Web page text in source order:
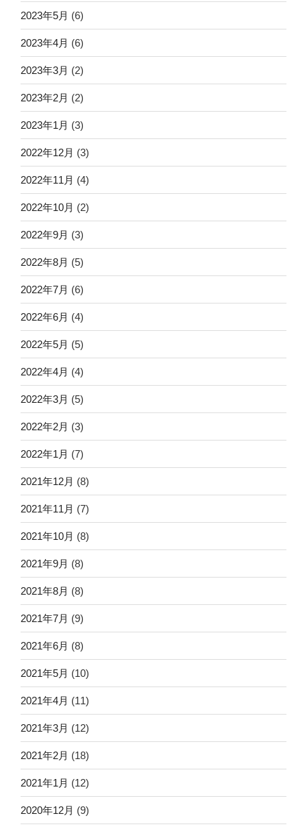
2023年5月 (6)
2023年4月 (6)
2023年3月 (2)
2023年2月 (2)
2023年1月 (3)
2022年12月 (3)
2022年11月 (4)
2022年10月 (2)
2022年9月 (3)
2022年8月 (5)
2022年7月 (6)
2022年6月 (4)
2022年5月 (5)
2022年4月 (4)
2022年3月 (5)
2022年2月 (3)
2022年1月 (7)
2021年12月 (8)
2021年11月 (7)
2021年10月 (8)
2021年9月 (8)
2021年8月 (8)
2021年7月 (9)
2021年6月 (8)
2021年5月 (10)
2021年4月 (11)
2021年3月 (12)
2021年2月 (18)
2021年1月 (12)
2020年12月 (9)